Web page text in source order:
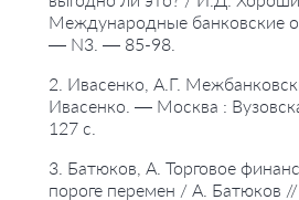
Международные банковские
— N3. — 85-98.
2. Ивасенко, А.Г.
Ивасенко. — Москва :
127 с.
3. Батюков, А. Торговое
пороге перемен / А. Батюков //